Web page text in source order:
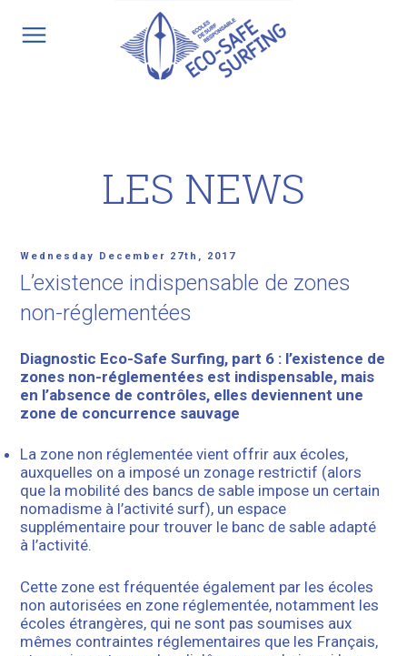
LES NEWS
Posted
on
Wednesday December 27th, 2017
L’existence indispensable de zones
non-réglementées
Diagnostic Eco-Safe Surfing, part 6 : l’existence de
zones non-réglementées est indispensable, mais
en l’absence de contrôles, elles deviennent une
zone de concurrence sauvage
La zone non réglementée vient offrir aux écoles,
auxquelles on a imposé un zonage restrictif (alors
que la mobilité des bancs de sable impose un certain
nomadisme à l’activité surf), un espace
supplémentaire pour trouver le banc de sable adapté
à l’activité.
Cette zone est fréquentée également par les écoles
non autorisées en zone réglementée, notamment les
écoles étrangères, qui ne sont pas soumises aux
mêmes contraintes réglementaires que les Français,